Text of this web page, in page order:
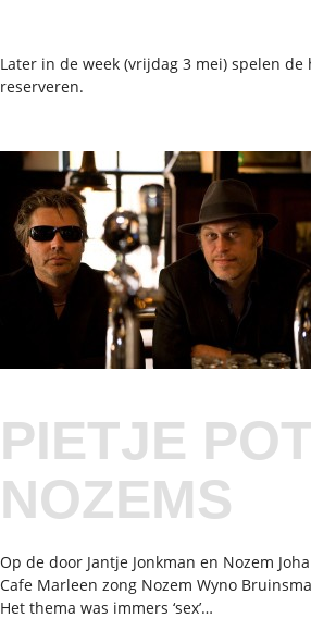
Later in de week (vrijdag 3 mei) spelen
reserveren.
PIETJE
NOZEMS
Op de door Jantje Jonkman en Nozem
Cafe Marleen zong Nozem Wyno
Het thema was immers ‘sex’…